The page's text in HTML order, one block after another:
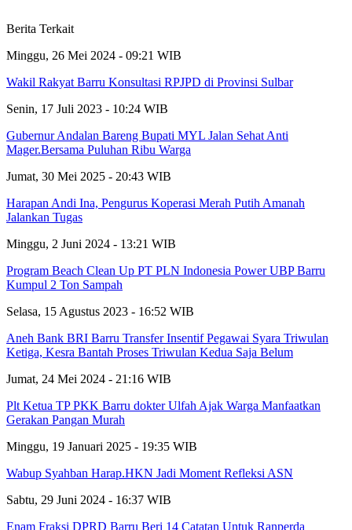
Berita Terkait
Minggu, 26 Mei 2024 - 09:21 WIB
Wakil Rakyat Barru Konsultasi RPJPD di Provinsi Sulbar
Senin, 17 Juli 2023 - 10:24 WIB
Gubernur Andalan Bareng Bupati MYL Jalan Sehat Anti
Mager.Bersama Puluhan Ribu Warga
Jumat, 30 Mei 2025 - 20:43 WIB
Harapan Andi Ina, Pengurus Koperasi Merah Putih Amanah
Jalankan Tugas
Minggu, 2 Juni 2024 - 13:21 WIB
Program Beach Clean Up PT PLN Indonesia Power UBP Barru
Kumpul 2 Ton Sampah
Selasa, 15 Agustus 2023 - 16:52 WIB
Aneh Bank BRI Barru Transfer Insentif Pegawai Syara Triwulan
Ketiga, Kesra Bantah Proses Triwulan Kedua Saja Belum
Jumat, 24 Mei 2024 - 21:16 WIB
Plt Ketua TP PKK Barru dokter Ulfah Ajak Warga Manfaatkan
Gerakan Pangan Murah
Minggu, 19 Januari 2025 - 19:35 WIB
Wabup Syahban Harap.HKN Jadi Moment Refleksi ASN
Sabtu, 29 Juni 2024 - 16:37 WIB
Enam Fraksi DPRD Barru Beri 14 Catatan Untuk Ranperda